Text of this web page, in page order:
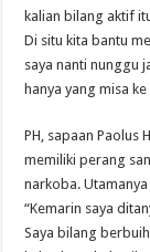
kalian bilang aktif
Di situ kita bantu
saya nanti nunggu
hanya yang misa
PH, sapaan Paolus
memiliki perang
narkoba.
“Kemarin saya
Saya bilang